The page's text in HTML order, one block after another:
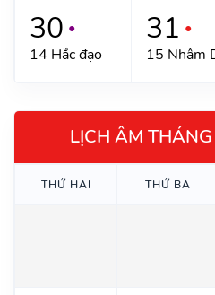
30 ●
14 Hắc đạo
31 ●
15 Nhâm
LỊCH ÂM
THỨ HAI THỨ BA